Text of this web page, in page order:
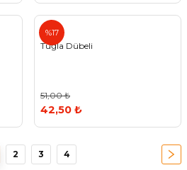
%17
Tuğla Dübeli
51,00 ₺
42,50 ₺
2 3 4